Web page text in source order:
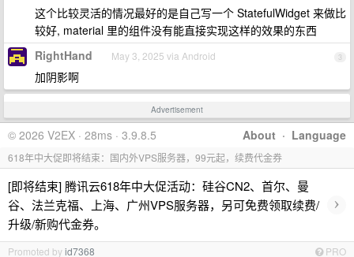
这个比较灵活的情况最好的是自己写一个 StatefulWidget 来做比
较好, material 里的组件没有能直接实现这样的效果的东西
3
RightHand May 3, 2025 via Android
加阴影啊
Advertisement
About · Language
© 2026 V2EX · 28ms · 3.9.8.5
618年中大促即将结束：国内外VPS服务器，99元起，续费代金券
[即将结束] 腾讯云618年中大促活动：硅谷CN2、首尔、曼
谷、法兰克福、上海、广州VPS服务器，另可免费领取续费/
升级/新购代金券。
›
Promoted byid7368 PRO